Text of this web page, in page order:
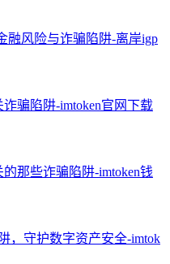
融风险与诈骗陷阱-离岸igp
骗陷阱-imtoken官网下载
那些诈骗陷阱-imtoken钱
，守护数字资产安全-imtok